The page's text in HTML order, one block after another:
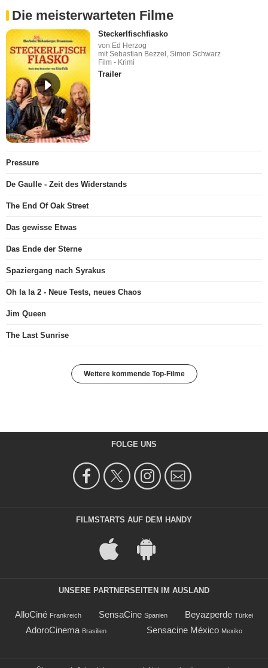
Die meisterwarteten Filme
Steckerlfischfiasko
von Ed Herzog
mit Sebastian Bezzel, Simon Schwarz
Film - Krimi
Trailer
Pressure
De Gaulle - Zeit des Widerstands
The End Of Oak Street
Das gewisse Etwas
Das Ende der Sterne
Spaziergang nach Syrakus
Oh la la 2 - Neue Tests, neues Chaos
Jim Queen
The Last Sunrise
Weitere kommende Top-Filme
FOLGE UNS
FILMSTARTS AUF DEM HANDY
UNSERE PARTNERSEITEN IM AUSLAND
AlloCiné Frankreich SensaCine Spanien Beyazperde Türkei
AdoroCinema Brasilien Sensacine México Mexiko